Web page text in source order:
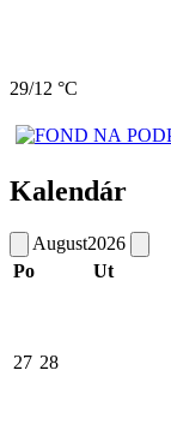
29/12 °C
Kalendár
August2026
Po
Ut
27 28